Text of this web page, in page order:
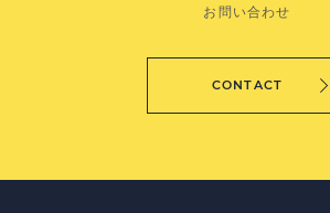
お問い合わせ
CONTACT